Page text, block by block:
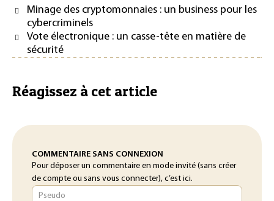
Minage des cryptomonnaies : un business pour les
cybercriminels
Vote électronique : un casse-tête en matière de
sécurité
Réagissez à cet article
COMMENTAIRE SANS CONNEXION
Pour déposer un commentaire en mode invité (sans créer
de compte ou sans vous connecter), c’est ici.
Pseudo